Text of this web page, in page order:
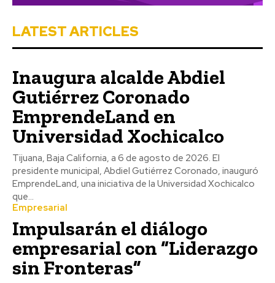
LATEST ARTICLES
Inaugura alcalde Abdiel
Gutiérrez Coronado
EmprendeLand en
Universidad Xochicalco
Tijuana, Baja California, a 6 de agosto de 2026. El
presidente municipal, Abdiel Gutiérrez Coronado, inauguró
EmprendeLand, una iniciativa de la Universidad Xochicalco
que...
Empresarial
Impulsarán el diálogo
empresarial con “Liderazgo
sin Fronteras”